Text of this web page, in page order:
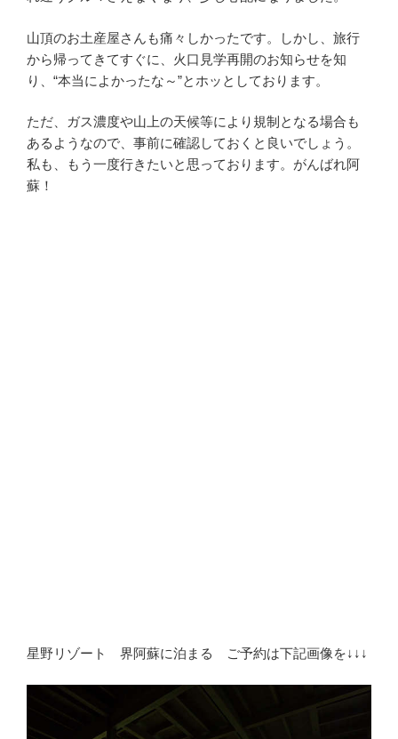
山頂のお土産屋さんも痛々しかったです。しかし、旅行
から帰ってきてすぐに、火口見学再開のお知らせを知
り、“本当によかったな～”とホッとしております。
ただ、ガス濃度や山上の天候等により規制となる場合も
あるようなので、事前に確認しておくと良いでしょう。
私も、もう一度行きたいと思っております。がんばれ阿
蘇！
星野リゾート 界阿蘇に泊まる ご予約は下記画像を↓↓↓